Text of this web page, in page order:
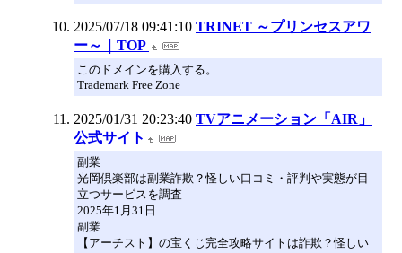
2025/07/18 09:41:10 TRINET ～プリンセスアワ
ー～｜TOP
このドメインを購入する。
Trademark Free Zone
2025/01/31 20:23:40 TVアニメーション「AIR」
公式サイト
副業
光岡倶楽部は副業詐欺？怪しい口コミ・評判や実態が目
立つサービスを調査
2025年1月31日
副業
【アーチスト】の宝くじ完全攻略サイトは詐欺？怪しい